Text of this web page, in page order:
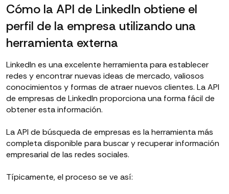
Cómo la API de LinkedIn obtiene el
perfil de la empresa utilizando una
herramienta externa
LinkedIn es una excelente herramienta para establecer
redes y encontrar nuevas ideas de mercado, valiosos
conocimientos y formas de atraer nuevos clientes. La API
de empresas de LinkedIn proporciona una forma fácil de
obtener esta información.
La API de búsqueda de empresas es la herramienta más
completa disponible para buscar y recuperar información
empresarial de las redes sociales.
Típicamente, el proceso se ve así: